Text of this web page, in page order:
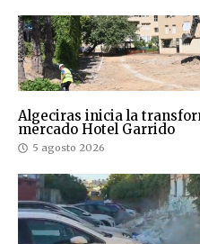
Algeciras inicia la
mercado Hotel Garrido
5 agosto 2026